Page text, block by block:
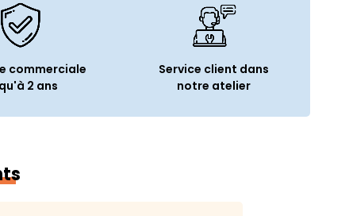
4 (USB-C) :
coffret : Ordinateur reconditionné Chargeur
produit : 56591
commerciale
2 ans
Service client dans
notre atelier